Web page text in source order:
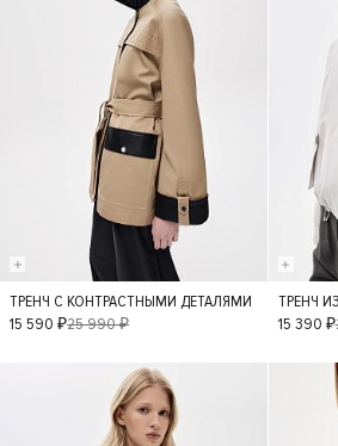
XS S
ТРЕНЧ С КОНТРАСТНЫМИ ДЕТАЛЯМИ
15 590 ₽25 990 ₽ XS
ТРЕНЧ
15 390 ₽